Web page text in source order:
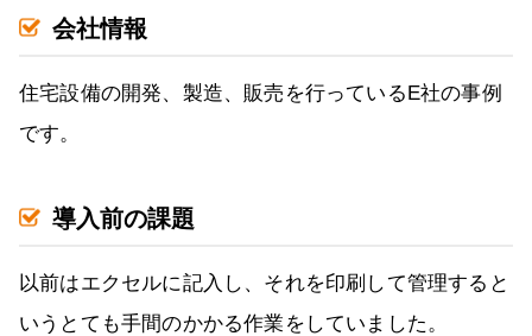
会社情報
住宅設備の開発、製造、販売を行っているE社の事例
です。
導入前の課題
以前はエクセルに記入し、それを印刷して管理すると
いうとても手間のかかる作業をしていました。